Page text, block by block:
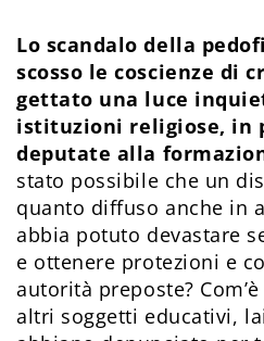
Lo scandalo della
scosso le coscienze di
gettato una luce
istituzioni religiose, in
deputate alla
stato possibile che un
quanto diffuso anche in
abbia potuto devastare
e ottenere protezioni e
autorità preposte?
altri soggetti educativi,